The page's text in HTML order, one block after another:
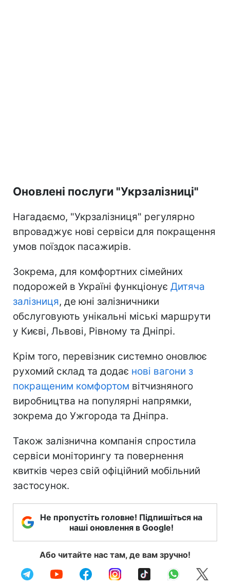
Оновлені послуги "Укрзалізниці"
Нагадаємо, "Укрзалізниця" регулярно
впроваджує нові сервіси для покращення
умов поїздок пасажирів.
Зокрема, для комфортних сімейних
подорожей в Україні функціонує Дитяча
залізниця, де юні залізничники
обслуговують унікальні міські маршрути
у Києві, Львові, Рівному та Дніпрі.
Крім того, перевізник системно оновлює
рухомий склад та додає нові вагони з
покращеним комфортом вітчизняного
виробництва на популярні напрямки,
зокрема до Ужгорода та Дніпра.
Також залізнична компанія спростила
сервіси моніторингу та повернення
квитків через свій офіційний мобільний
застосунок.
Не пропустіть головне! Підпишіться на
наші оновлення в Google!
Або читайте нас там, де вам зручно!